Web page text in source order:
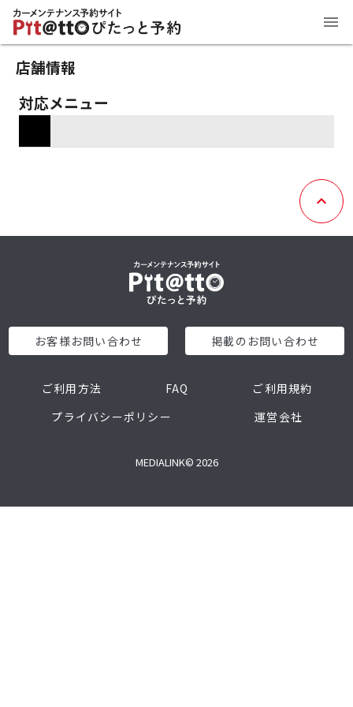
店舗情報
対応メニュー
お客様お問い合わせ 掲載のお問い合わせ
ご利用方法 FAQ
ご利用規約
プライバシーポリシー
運営会社
MEDIALINK© 2026